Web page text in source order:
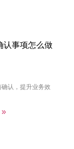
认事项怎么做
认，提升业务效
»